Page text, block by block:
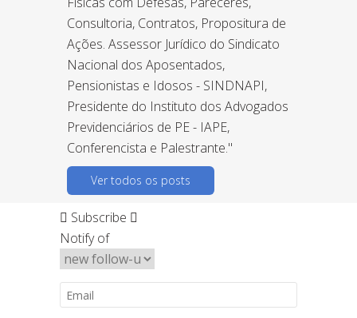
Consultoria, Contratos, Propositura de
Ações. Assessor Jurídico do Sindicato
Nacional dos Aposentados,
Pensionistas e Idosos - SINDNAPI,
Presidente do Instituto dos Advogados
Previdenciários de PE - IAPE,
Conferencista e Palestrante."
Ver todos os posts
Subscribe
Notify of